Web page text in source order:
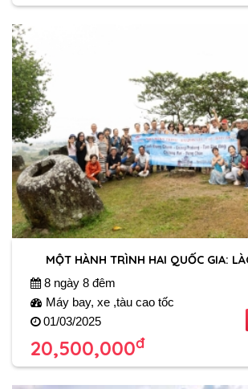
MỘT HÀNH TRÌNH HAI QUỐC GIA:
8 ngày 8 đêm
Máy bay, xe ,tàu cao tốc
01/03/2025
20,500,000đ